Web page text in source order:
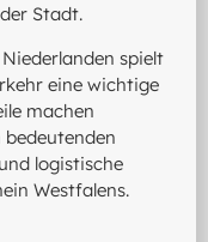
Stadt.
spielt
eine wichtige
machen
logistische
Westfalens.